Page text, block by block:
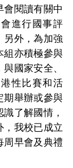
會閱讀有關中
進行國事評
另外，為加強
組亦積極參與
國家安全、
性比賽和活
期舉辦或參與
了解國情，
，我校已成立
周早會及典禮